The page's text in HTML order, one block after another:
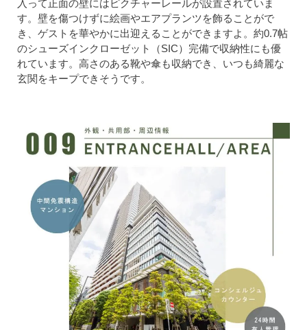
入って正面の壁にはピクチャーレールが設置されていま
す。壁を傷つけずに絵画やエアプランツを飾ることがで
き、ゲストを華やかに出迎えることができますよ。約0.7帖
のシューズインクローゼット（SIC）完備で収納性にも優
れています。高さのある靴や傘も収納でき、いつも綺麗な
玄関をキープできそうです。